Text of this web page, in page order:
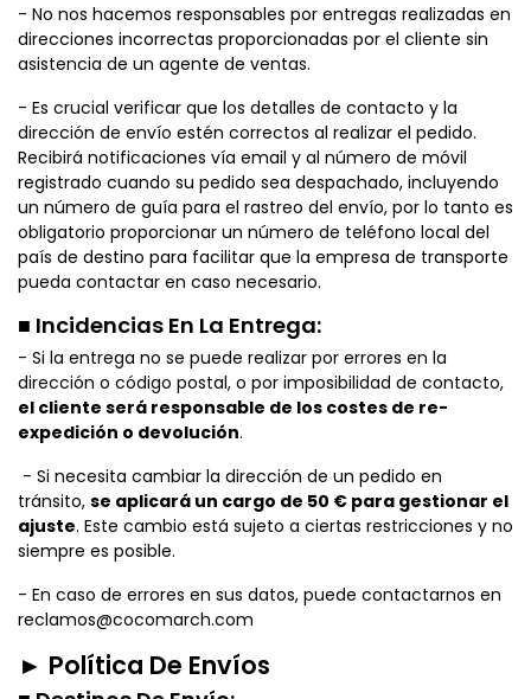
- No nos hacemos responsables por entregas realizadas en
direcciones incorrectas proporcionadas por el cliente sin
asistencia de un agente de ventas.
- Es crucial verificar que los detalles de contacto y la
dirección de envío estén correctos al realizar el pedido.
Recibirá notificaciones vía email y al número de móvil
registrado cuando su pedido sea despachado, incluyendo
un número de guía para el rastreo del envío, por lo tanto es
obligatorio proporcionar un número de teléfono local del
país de destino para facilitar que la empresa de transporte
pueda contactar en caso necesario.
■ Incidencias En La Entrega:
- Si la entrega no se puede realizar por errores en la
dirección o código postal, o por imposibilidad de contacto,
el cliente será responsable de los costes de re-
expedición o devolución.
- Si necesita cambiar la dirección de un pedido en
tránsito, se aplicará un cargo de 50 € para gestionar el
ajuste. Este cambio está sujeto a ciertas restricciones y no
siempre es posible.
- En caso de errores en sus datos, puede contactarnos en
reclamos@cocomarch.com
► Política De Envíos